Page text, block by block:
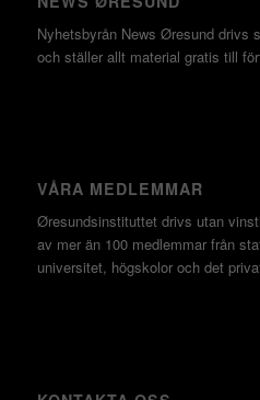
Nyhetsbyrån News Øresund drivs
och ställer allt material gratis till
VÅRA MEDLEMMAR
Øresundsinstituttet drivs utan
av mer än 100 medlemmar från
universitet, högskolor och det